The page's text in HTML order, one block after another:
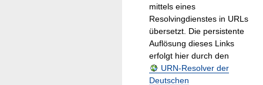
mittels eines
Resolvingdienstes in URLs
übersetzt. Die persistente
Auflösung dieses Links
erfolgt hier durch den
URN-Resolver der
Deutschen